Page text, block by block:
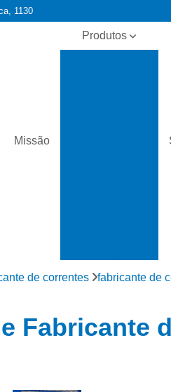
1130
Missão
Produtos
Distribuidor de
Distribuidor de
engrenagens
engrenagens
de correntes fabricante de
Fabricante